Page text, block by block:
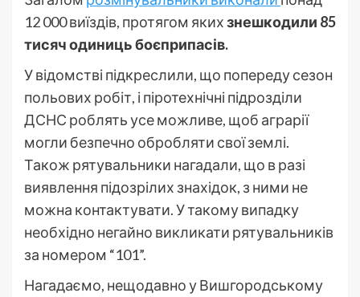
12 000 виїздів, протягом якихзнешкодили 85
тисяч одиниць боєприпасів.
У відомстві підкреслили, що попереду сезон
польових робіт, і піротехнічні підрозділи
ДСНС роблять усе можливе, щоб аграрії
могли безпечно обробляти свої землі.
Також рятувальники нагадали, що в разі
виявлення підозрілих знахідок, з ними не
можна контактувати. У такому випадку
необхідно негайно викликати рятувальників
за номером “101”.
Нагадаємо, нещодавно у Вишгородському